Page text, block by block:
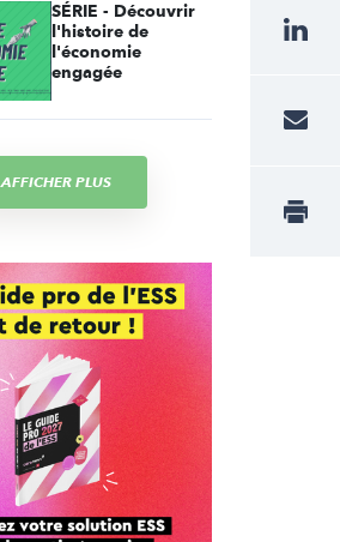
SÉRIE - Découvrir
l'histoire de
l'économie
engagée
AFFICHER PLUS